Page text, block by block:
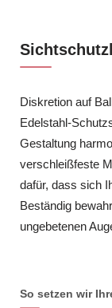
Diskretion auf
Edelstahl-
Gestaltung
verschleißfeste
dafür, dass sich
Beständig
ungebetenen
So setzen wir